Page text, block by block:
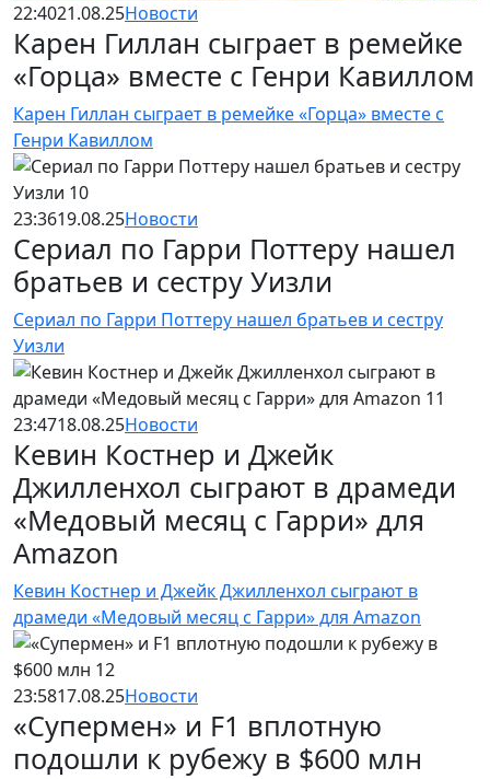
22:4021.08.25Новости
Карен Гиллан сыграет в ремейке
«Горца» вместе с Генри Кавиллом
Карен Гиллан сыграет в ремейке «Горца» вместе с
Генри Кавиллом
23:3619.08.25Новости
Сериал по Гарри Поттеру нашел
братьев и сестру Уизли
Сериал по Гарри Поттеру нашел братьев и сестру
Уизли
23:4718.08.25Новости
Кевин Костнер и Джейк
Джилленхол сыграют в драмеди
«Медовый месяц с Гарри» для
Amazon
Кевин Костнер и Джейк Джилленхол сыграют в
драмеди «Медовый месяц с Гарри» для Amazon
23:5817.08.25Новости
«Супермен» и F1 вплотную
подошли к рубежу в $600 млн